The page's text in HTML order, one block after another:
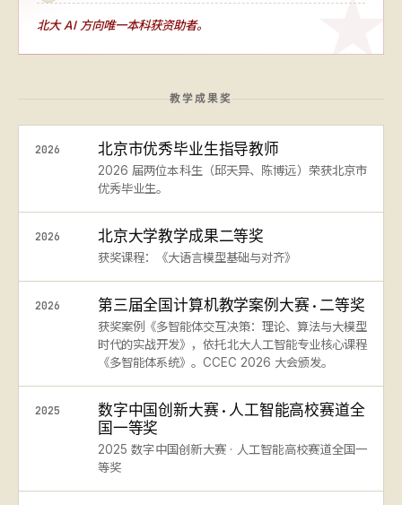
北大 AI 方向唯一本科获资助者。
教学成果奖
2026 北京市优秀毕业生指导教师
2026 届两位本科生（邱天异、陈博远）荣获北京市
优秀毕业生。
2026 北京大学教学成果二等奖
获奖课程：《大语言模型基础与对齐》
2026 第三届全国计算机教学案例大赛 · 二等奖
获奖案例《多智能体交互决策：理论、算法与大模型
时代的实战开发》，依托北大人工智能专业核心课程
《多智能体系统》。CCEC 2026 大会颁发。
2025
数字中国创新大赛 · 人工智能高校赛道全
国一等奖
2025 数字中国创新大赛 · 人工智能高校赛道全国一
等奖